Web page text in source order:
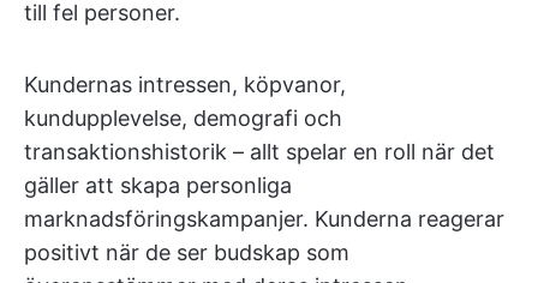
till fel personer.
Kundernas intressen, köpvanor,
kundupplevelse, demografi och
transaktionshistorik – allt spelar en roll när det
gäller att skapa personliga
marknadsföringskampanjer. Kunderna reagerar
positivt när de ser budskap som